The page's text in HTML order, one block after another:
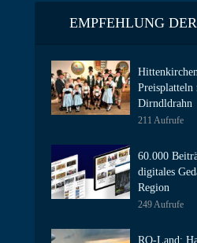
EMPFEHLUNG
Preisplatteln
Dirndldrahn
211 Aufrufe
60.000
digitales
Region
249 Aufrufe
RO-Land: